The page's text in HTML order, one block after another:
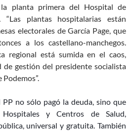
planta primera del Hospital de
“Las plantas hospitalarias están
electorales de García Page, que
a los castellano-manchegos.
regional está sumida en el caos,
de gestión del presidente socialista
no sólo pagó la deuda, sino que
y Centros de Salud,
universal y gratuita. También